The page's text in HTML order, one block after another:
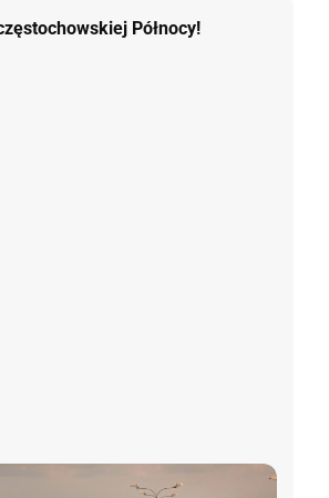
Północy!